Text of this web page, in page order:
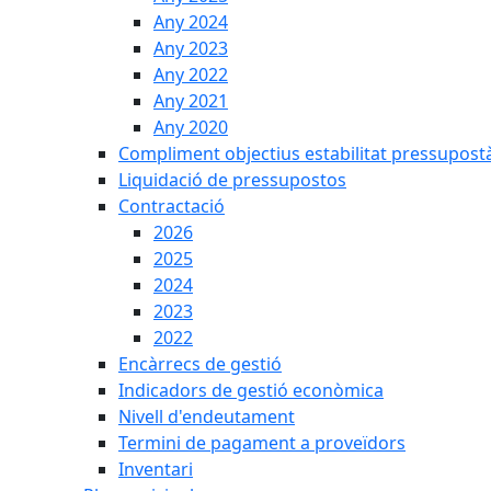
Any 2024
Any 2023
Any 2022
Any 2021
Any 2020
Compliment objectius estabilitat
Liquidació de pressupostos
Contractació
2026
2025
2024
2023
2022
Encàrrecs de gestió
Indicadors de gestió econòmica
Nivell d'endeutament
Termini de pagament a proveïdors
Inventari